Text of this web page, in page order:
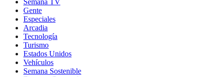
Gente
Especiales
Arcadia
Tecnología
Turismo
Estados Unidos
Vehículos
Semana Sostenible